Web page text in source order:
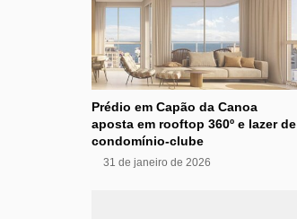
Prédio em Capão da Canoa
aposta em rooftop 360º e lazer de
condomínio-clube
31 de janeiro de 2026